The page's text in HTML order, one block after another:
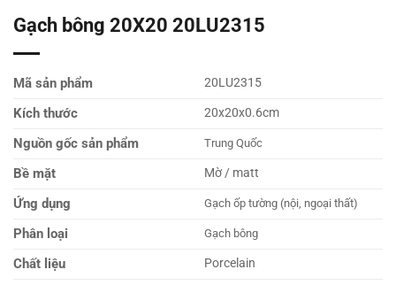
Gạch bông 20X20 20LU2315
Mã sản phẩm 20LU2315
Kích thước 20x20x0.6cm
Nguồn gốc sản phẩm Trung Quốc
Bề mặt Mờ / matt
Ứng dụng Gạch ốp tường (nội, ngoại thất)
Phân loại Gạch bông
Chất liệu Porcelain